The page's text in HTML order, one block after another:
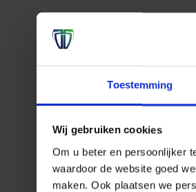
Toestemming
Wij gebruiken cookies
Om u beter en persoonlijker
waardoor de website goed
maken. Ook plaatsen we